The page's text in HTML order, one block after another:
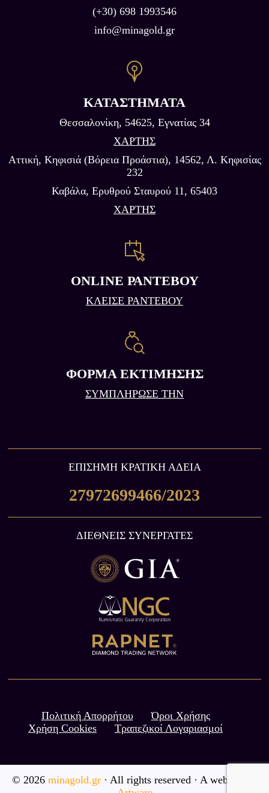
(+30) 698 1993546
info@minagold.gr
ΚΑΤΑΣΤΗΜΑΤΑ
Θεσσαλονίκη, 54625, Εγνατίας 34
ΧΑΡΤΗΣ
Αττική, Κηφισιά (Βόρεια Προάστια), 14562, Λ. Κηφισίας
232
Καβάλα, Eρυθρού Σταυρού 11, 65403
ΧΑΡΤΗΣ
ONLINE ΡΑΝΤΕΒΟΥ
ΚΛΕΙΣΕ ΡΑΝΤΕΒΟΥ
ΦΟΡΜΑ ΕΚΤΙΜΗΣΗΣ
ΣΥΜΠΛΗΡΩΣΕ ΤΗΝ
ΕΠIΣΗΜΗ ΚΡΑΤΙΚΗ ΑΔΕΙΑ
27972699466/2023
ΔΙΕΘΝΕΙΣ ΣΥΝΕΡΓΑΤΕΣ
Πολιτική Απορρήτου
Όροι Χρήσης
Χρήση Cookies
Τραπεζικοί Λογαριασμοί
© 2026 minagold.gr · All rights reserved · A website by